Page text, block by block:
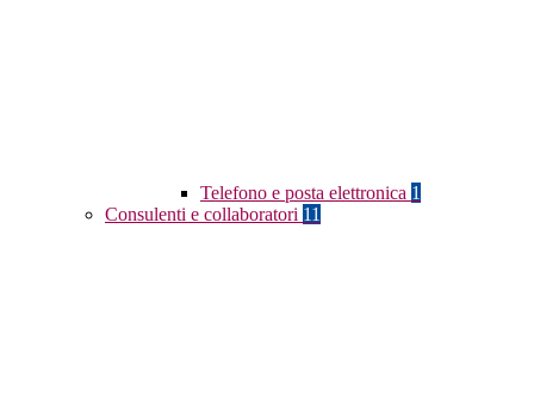
Telefono e posta elettronica 1
Consulenti e collaboratori 11